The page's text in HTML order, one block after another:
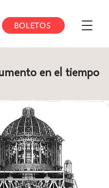
BOLETOS
en el tiempo